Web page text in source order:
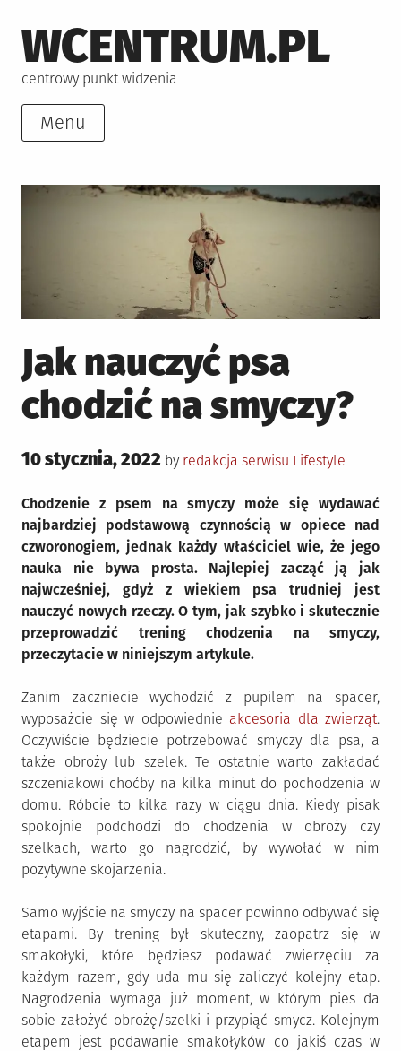
to
content
WCENTRUM.PL
centrowy punkt widzenia
Menu
Jak nauczyć psa
chodzić na smyczy?
Posted
10 stycznia, 2022 by redakcja serwisu Posted
Lifestyle
Chodzenie z psem na smyczy może się wydawać
najbardziej podstawową czynnością w opiece nad
czworonogiem, jednak każdy właściciel wie, że jego
nauka nie bywa prosta. Najlepiej zacząć ją jak
najwcześniej, gdyż z wiekiem psa trudniej jest
nauczyć nowych rzeczy. O tym, jak szybko i skutecznie
przeprowadzić trening chodzenia na smyczy,
przeczytacie w niniejszym artykule.
Zanim zaczniecie wychodzić z pupilem na spacer,
wyposażcie się w odpowiednie akcesoria dla zwierząt.
Oczywiście będziecie potrzebować smyczy dla psa, a
także obroży lub szelek. Te ostatnie warto zakładać
szczeniakowi choćby na kilka minut do pochodzenia w
domu. Róbcie to kilka razy w ciągu dnia. Kiedy pisak
spokojnie podchodzi do chodzenia w obroży czy
szelkach, warto go nagrodzić, by wywołać w nim
pozytywne skojarzenia.
Samo wyjście na smyczy na spacer powinno odbywać się
etapami. By trening był skuteczny, zaopatrz się w
smakołyki, które będziesz podawać zwierzęciu za
każdym razem, gdy uda mu się zaliczyć kolejny etap.
Nagrodzenia wymaga już moment, w którym pies da
sobie założyć obrożę/szelki i przypiąć smycz. Kolejnym
etapem jest podawanie smakołyków co jakiś czas w